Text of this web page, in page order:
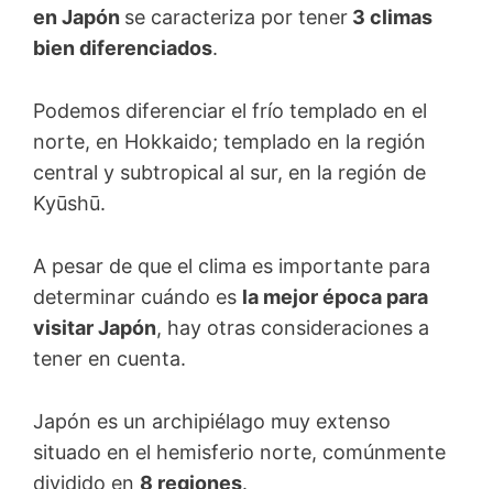
enJapón se caracteriza por tener 3 climas
bien diferenciados.
Podemos diferenciar el frío templado en el
norte, en Hokkaido; templado en la región
central y subtropical al sur, en la región de
Kyūshū.
A pesar de que el clima es importante para
determinar cuándo es la mejor época para
visitar Japón, hay otras consideraciones a
tener en cuenta.
Japón es un archipiélago muy extenso
situado en el hemisferio norte, comúnmente
dividido en 8 regiones.